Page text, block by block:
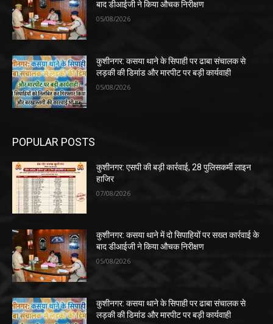
बाद डीआईजी ने किया औचक निरीक्षण
05/08/2026
कुशीनगर: कसया थाने के सिपाही पर ढाबा संचालक से
लड़की की डिमांड और मारपीट पर बड़ी कार्यवाही
05/08/2026
POPULAR POSTS
कुशीनगर: एसपी की बड़ी कार्रवाई, 28 पुलिसकर्मी लाइन
हाजिर
07/08/2026
कुशीनगर: कसया थाने में दो सिपाहियों पर सख्त कार्रवाई के
बाद डीआईजी ने किया औचक निरीक्षण
05/08/2026
कुशीनगर: कसया थाने के सिपाही पर ढाबा संचालक से
लड़की की डिमांड और मारपीट पर बड़ी कार्यवाही